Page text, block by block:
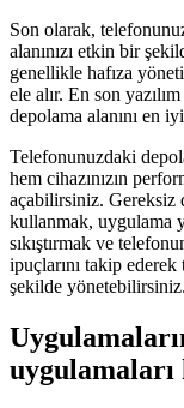
Son olarak,
alanınızı etkin bir
genellikle hafıza
ele alır. En son
depolama alanını en
Telefonunuzdaki
hem cihazınızın
açabilirsiniz. Gereksiz
kullanmak, uygulama
sıkıştırmak ve
ipuçlarını takip
şekilde yönetebilirsiniz.
uygulamaları